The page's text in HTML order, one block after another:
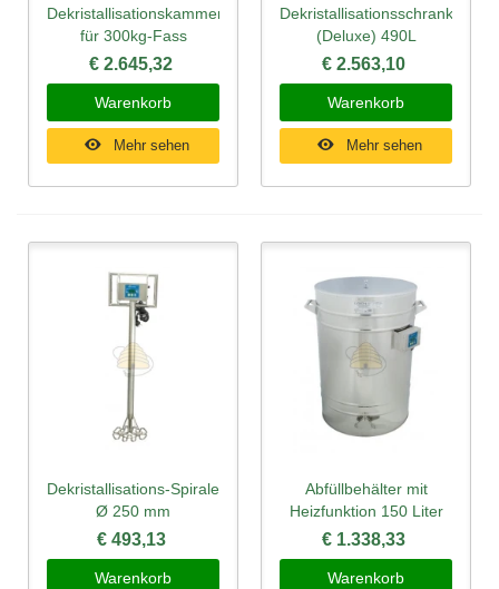
Dekristallisationskammer
für 300kg-Fass
€ 2.645,32
Warenkorb
Mehr sehen
Dekristallisationsschrank
(Deluxe) 490L
€ 2.563,10
Warenkorb
Mehr sehen
Dekristallisations-Spirale
Ø 250 mm
€ 493,13
Warenkorb
Abfüllbehälter mit
Heizfunktion 150 Liter
€ 1.338,33
Warenkorb